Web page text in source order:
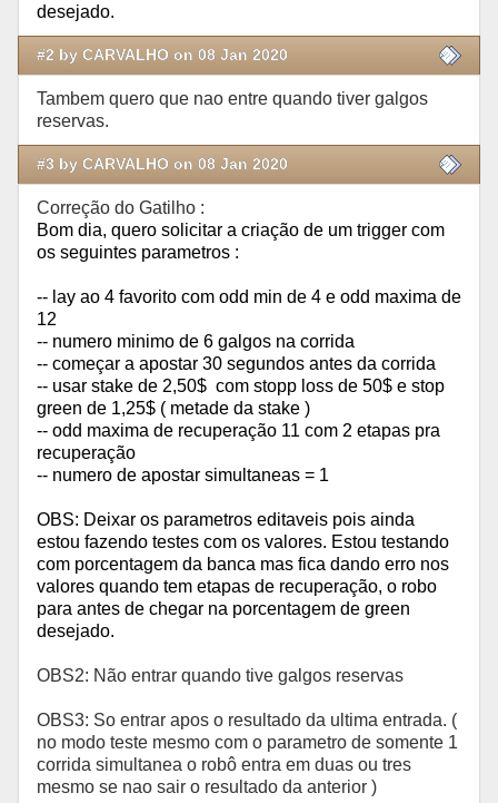
desejado.
#2 by CARVALHO on 08 Jan 2020
Tambem quero que nao entre quando tiver galgos
reservas.
#3 by CARVALHO on 08 Jan 2020
Correção do Gatilho :
Bom dia, quero solicitar a criação de um trigger com
os seguintes parametros :
-- lay ao 4 favorito com odd min de 4 e odd maxima de
12
-- numero minimo de 6 galgos na corrida
-- começar a apostar 30 segundos antes da corrida
-- usar stake de 2,50$ com stopp loss de 50$ e stop
green de 1,25$ ( metade da stake )
-- odd maxima de recuperação 11 com 2 etapas pra
recuperação
-- numero de apostar simultaneas = 1
OBS: Deixar os parametros editaveis pois ainda
estou fazendo testes com os valores. Estou testando
com porcentagem da banca mas fica dando erro nos
valores quando tem etapas de recuperação, o robo
para antes de chegar na porcentagem de green
desejado.
OBS2: Não entrar quando tive galgos reservas
OBS3: So entrar apos o resultado da ultima entrada. (
no modo teste mesmo com o parametro de somente 1
corrida simultanea o robô entra em duas ou tres
mesmo se nao sair o resultado da anterior )